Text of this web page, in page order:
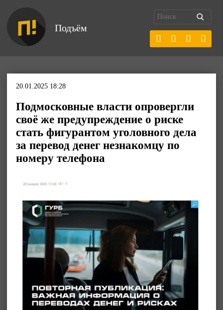
Подъём
20.01.2025 18:28
Подмосковные власти опровергли
своё же предупреждение о риске
стать фигурантом уголовного дела
за перевод денег незнакомцу по
номеру телефона